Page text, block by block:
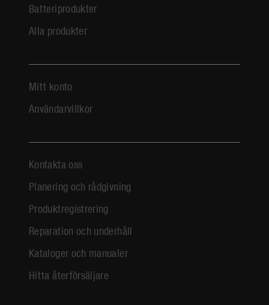
Batteriprodukter
Alla produkter
Mitt konto
Användarvillkor
Kontakta oss
Planering och rådgivning
Produktregistrering
Reparation och underhåll
Kataloger och manualer
Hitta återförsäljare